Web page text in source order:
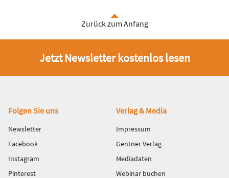
Zurück zum Anfang
Jetzt Newsletter kostenlos lesen
Fußbereich
Folgen Sie uns
Newsletter
Facebook
Instagram
Pinterest
Verlag & Media
Impressum
Gentner Verlag
Mediadaten
Webinar buchen